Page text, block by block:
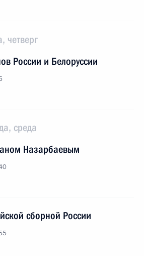
четверг
России и Белоруссии
среда
Назарбаевым
сборной России